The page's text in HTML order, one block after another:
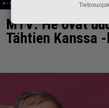
MTV: He ovat
Tähtien Kanssa